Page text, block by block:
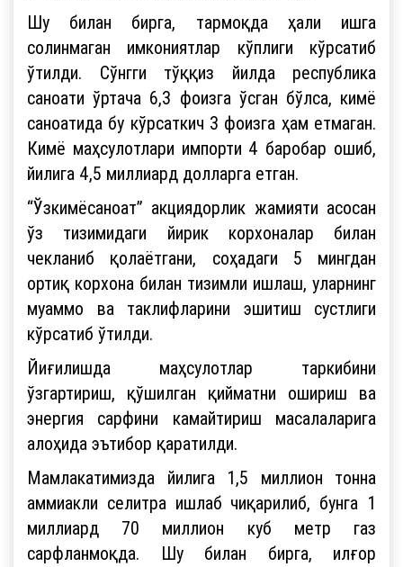
Шу билан бирга, тармоқда ҳали ишга
солинмаган имкониятлар кўплиги кўрсатиб
ўтилди. Сўнгги тўққиз йилда республика
саноати ўртача 6,3 фоизга ўсган бўлса, кимё
саноатида бу кўрсаткич 3 фоизга ҳам етмаган.
Кимё маҳсулотлари импорти 4 баробар ошиб,
йилига 4,5 миллиард долларга етган.
“Ўзкимёсаноат” акциядорлик жамияти асосан
ўз тизимидаги йирик корхоналар билан
чекланиб қолаётгани, соҳадаги 5 мингдан
ортиқ корхона билан тизимли ишлаш, уларнинг
муаммо ва таклифларини эшитиш сустлиги
кўрсатиб ўтилди.
Йиғилишда маҳсулотлар таркибини
ўзгартириш, қўшилган қийматни ошириш ва
энергия сарфини камайтириш масалаларига
алоҳида эътибор қаратилди.
Мамлакатимизда йилига 1,5 миллион тонна
аммиакли селитра ишлаб чиқарилиб, бунга 1
миллиард 70 миллион куб метр газ
сарфланмоқда. Шу билан бирга, илғор